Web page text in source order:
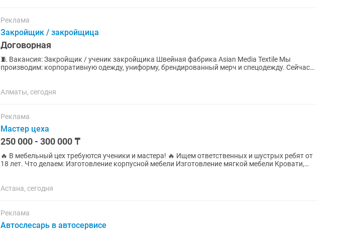
Реклама
Закройщик / закройщица
Договорная
🧵 Вакансия: Закройщик / ученик закройщика Швейная фабрика Asian Media Textile Мы
производим: корпоративную одежду, униформу, брендированный мерч и спецодежду. Сейчас
Алматы, сегодня
Реклама
Мастер цеха
250 000 - 300 000 ₸
🔥 В мебельный цех требуются ученики и мастера! 🔥 Ищем ответственных и шустрых ребят от
18 лет. Что делаем: Изготовление корпусной мебели Изготовление мягкой мебели Кровати,
Астана, сегодня
Реклама
Автослесарь в автосервисе